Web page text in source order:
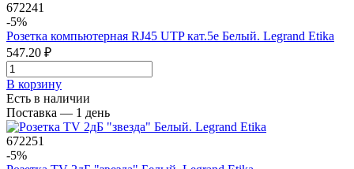
672241
-5%
Розетка компьютерная RJ45 UTP кат.5e Белый. Legrand Etika
547.20 ₽
В корзинy
Есть в наличии
Поставка — 1 день
672251
-5%